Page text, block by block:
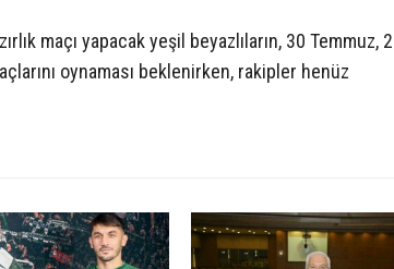
maçı yapacak yeşil beyazlıların, 30 Temmuz, 2
oynaması beklenirken, rakipler henüz